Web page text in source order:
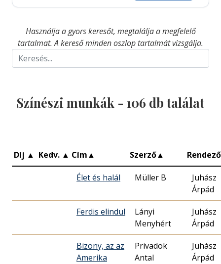
Használja a gyors keresőt, megtalálja a megfelelő
tartalmat. A kereső minden oszlop tartalmát vizsgálja.
Színészi munkák - 106 db találat
Díj ▲ Kedv. ▲ Cím▲ Szerző▲ Rendező
Élet és halál Müller B
Juhász
Árpád
Ferdis elindul
Lányi
Menyhért
Juhász
Árpád
Bizony, az az
Amerika
Privadok
Antal
Juhász
Árpád